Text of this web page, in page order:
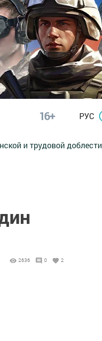
16+ РУС
и трудовой доблести
2636 0 2